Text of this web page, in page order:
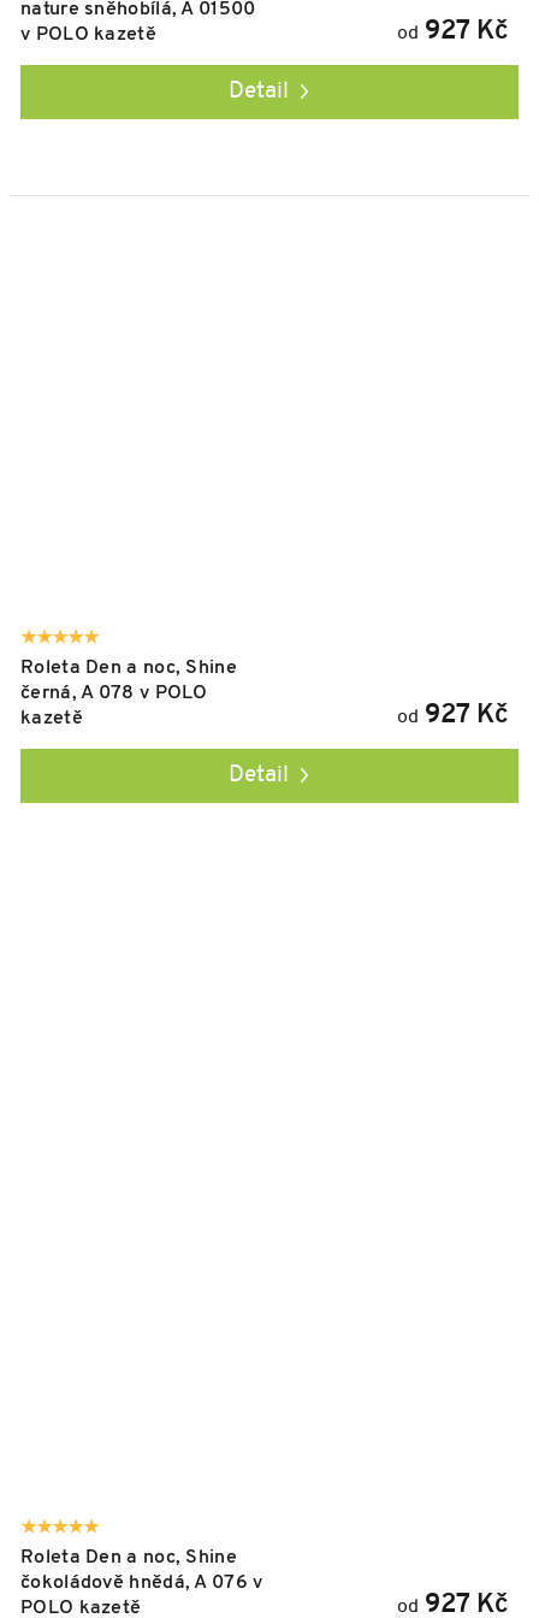
nature sněhobílá, A 01500
v POLO kazetě
od 927 Kč
Detail
Roleta Den a noc, Shine
černá, A 078 v POLO
kazetě
od 927 Kč
Detail
Roleta Den a noc, Shine
čokoládově hnědá, A 076 v
POLO kazetě
od 927 Kč